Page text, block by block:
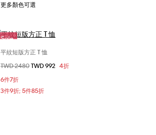
更多顏色可選
Sale
XXS
平紋短版方正 T 恤
價格扣減從
TWD 2480至
TWD 992 4折
6件7折
3件9折; 5件85折